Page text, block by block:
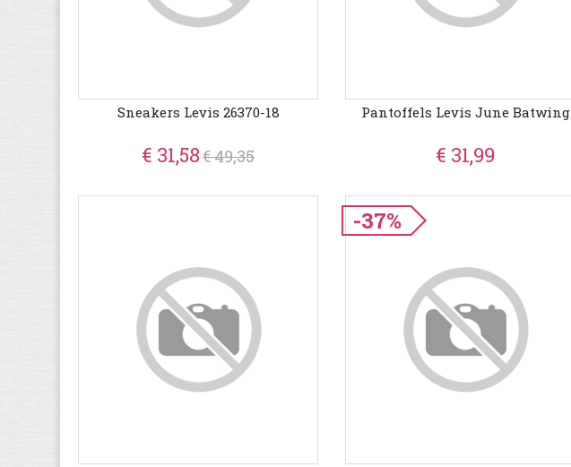
Sneakers Levis 26370-18
€ 31,58€ 49,35
Pantoffels Levis June Batwing
€ 31,99
-37%